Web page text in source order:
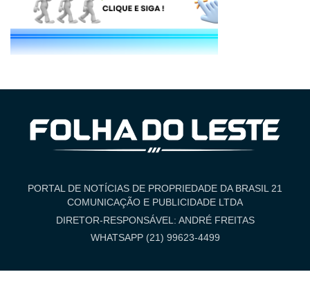
PORTAL DE NOTÍCIAS DE PROPRIEDADE DA BRASIL 21
COMUNICAÇÃO E PUBLICIDADE LTDA
DIRETOR-RESPONSÁVEL: ANDRÉ FREITAS
WHATSAPP (21) 99623-4499